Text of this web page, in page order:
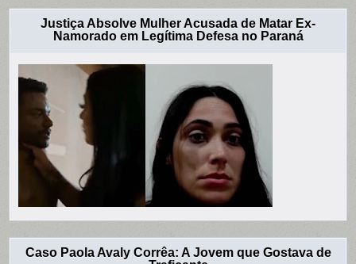
Justiça Absolve Mulher Acusada de Matar Ex-
Namorado em Legítima Defesa no Paraná
Caso Paola Avaly Corrêa: A Jovem que Gostava de